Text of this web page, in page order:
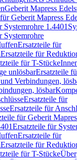
Geberit Mapress
Geberit Mapress
Systemrohre 1.4401
Systemrohre
Ersatzteile für
Ersatzteile für
für T-Stücke
unlösbarErsatzteile
Verbindungen,
lösbar
Ersatzteile für
Ersatzteile für
für Geberit
Ersatzteile für
Ersatzteile für
Ersatzteile für
für T-Stücke